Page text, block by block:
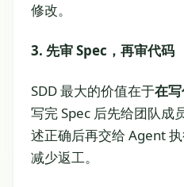
修改。
3. 先审 Spec，再审代码
SDD 最大的价值在于在
写完 Spec 后先给团队成
述正确后再交给 Agent
减少返工。